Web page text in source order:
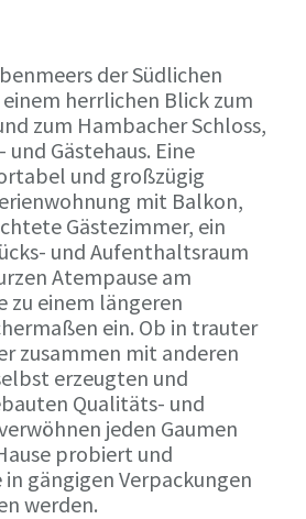
der Südlichen
herrlichen Blick zum
zum Hambacher Schloss,
und Gästehaus. Eine
und großzügig
mit Balkon,
Gästezimmer, ein
und Aufenthaltsraum
Atempause am
zu einem längeren
ein. Ob in trauter
zusammen mit anderen
erzeugten und
Qualitäts- und
jeden Gaumen
probiert und
gängigen Verpackungen
werden.